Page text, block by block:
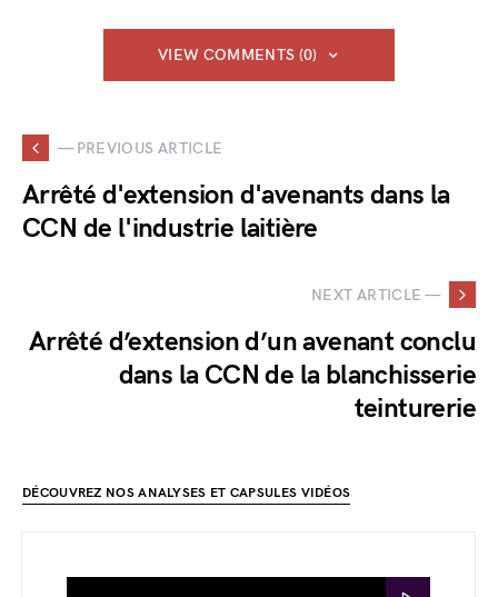
VIEW COMMENTS (0)
— PREVIOUS ARTICLE
Arrêté d'extension d'avenants dans la
CCN de l'industrie laitière
NEXT ARTICLE —
Arrêté d’extension d’un avenant conclu
dans la CCN de la blanchisserie
teinturerie
DÉCOUVREZ NOS ANALYSES ET CAPSULES VIDÉOS